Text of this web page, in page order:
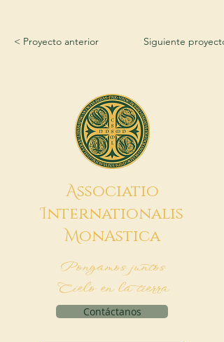
< Proyecto anterior Siguiente
Associatio
Internationalis
MonAstica
Pongamos juntos
Cielo en la tierra
Contáctanos